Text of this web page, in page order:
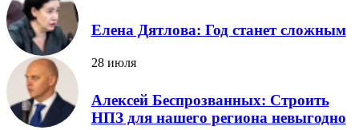
Елена Дятлова: Год станет сложным
28 июля
Алексей Беспрозванных: Строить
НПЗ для нашего региона невыгодно